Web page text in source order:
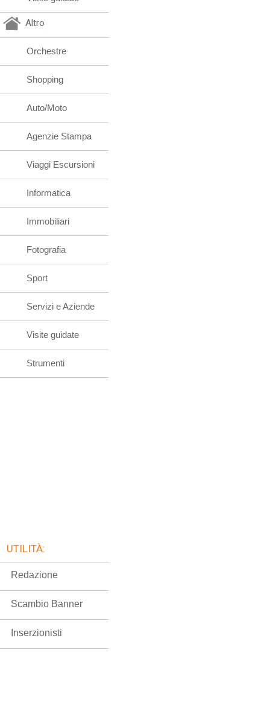
Altro
Orchestre
Shopping
Auto/Moto
Agenzie Stampa
Viaggi Escursioni
Informatica
Immobiliari
Fotografia
Sport
Servizi e Aziende
Visite guidate
Strumenti
UTILITÀ:
Redazione
Scambio Banner
Inserzionisti